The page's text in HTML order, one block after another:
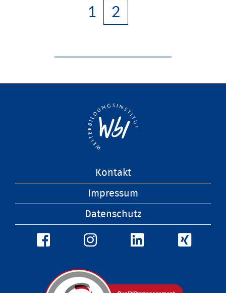
1 2
Kontakt
Impressum
Datenschutz